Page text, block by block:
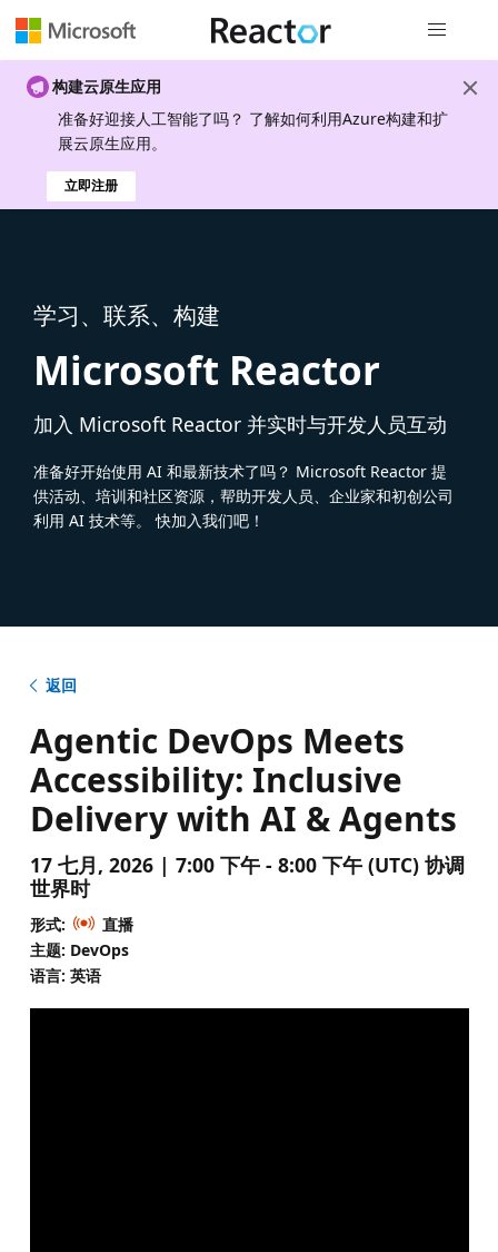
构建云原生应用
准备好迎接人工智能了吗？ 了解如何利用Azure构建和扩
展云原生应用。
立即注册
学习、联系、构建
Microsoft Reactor
加入 Microsoft Reactor 并实时与开发人员互动
准备好开始使用 AI 和最新技术了吗？ Microsoft Reactor 提
供活动、培训和社区资源，帮助开发人员、企业家和初创公司
利用 AI 技术等。 快加入我们吧！
返回
Agentic DevOps Meets
Accessibility: Inclusive
Delivery with AI & Agents
17 七月, 2026 | 7:00 下午 - 8:00 下午 (UTC) 协调
世界时
形式:
直播
主题: DevOps
语言: 英语